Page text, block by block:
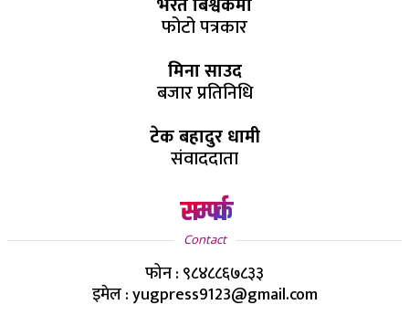
फोटो पत्रकार
मिना साउद
बजार प्रतिनिधि
टेक बहादुर धामी
संवाददाता
सम्पर्क
Contact
फोन : ९८४८८६७८३३
इमेल : yugpress9123@gmail.com